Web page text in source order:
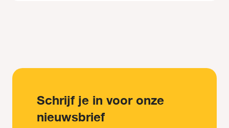
Schrijf je in voor onze
nieuwsbrief